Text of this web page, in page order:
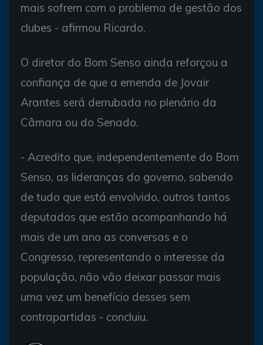
mais sofrem com o problema de gestão dos
clubes - afirmou Ricardo.
O diretor do Bom Senso ainda reforçou a
confiança de que a emenda de Jovair
Arantes será derrubada no plenário da
Câmara ou do Senado.
- Acredito que, independentemente do Bom
Senso, as lideranças do governo, sabendo
de tudo que está envolvido, outros tantos
deputados que estão acompanhando há
mais de um ano as conversas e o
Congresso, representando o interesse da
população, não vão deixar passar mais
uma vez um benefício desses sem
contrapartidas - concluiu.